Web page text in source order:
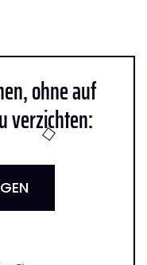
ohne auf
verzichten: